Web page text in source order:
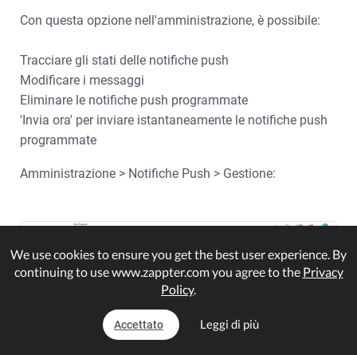
Con questa opzione nell'amministrazione, è possibile:
Tracciare gli stati delle notifiche push
Modificare i messaggi
Eliminare le notifiche push programmate
'Invia ora' per inviare istantaneamente le notifiche push
programmate
Amministrazione > Notifiche Push > Gestione:
We use cookies to ensure you get the best user experience. By
continuing to use www.zappter.com you agree to the Privacy
Policy.
Accettato Leggi di più